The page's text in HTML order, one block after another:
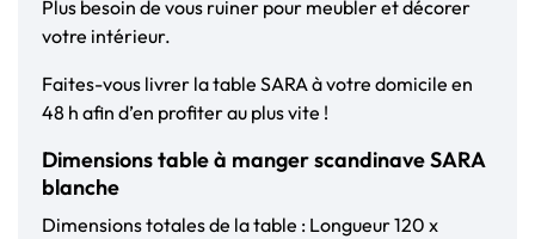
Plus besoin de vous ruiner pour meubler et décorer
votre intérieur.
Faites-vous livrer la table SARA à votre domicile en
48 h afin d’en profiter au plus vite !
Dimensions table à manger scandinave SARA
blanche
Dimensions totales de la table : Longueur 120 x